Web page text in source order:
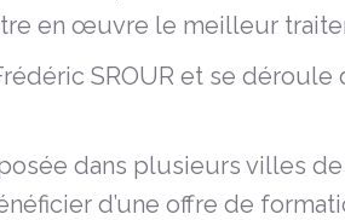
en œuvre le meilleur
SROUR et se
dans plusieurs villes
d’une offre de